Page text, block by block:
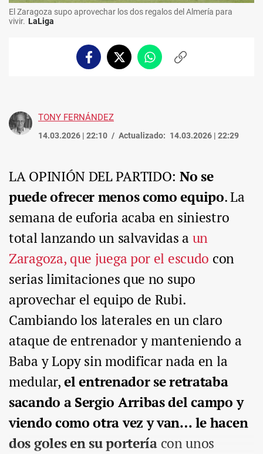
El Zaragoza supo aprovechar los dos regalos del Almería para
vivir. LaLiga
FacebookTwitterWhatsappCopiar
TONY FERNÁNDEZ
14.03.2026 | 22:10 Actualizado: 14.03.2026 | 22:29
LA OPINIÓN DEL PARTIDO: No se
puede ofrecer menos como equipo. La
semana de euforia acaba en siniestro
total lanzando un salvavidas a un
Zaragoza, que juega por el escudo con
serias limitaciones que no supo
aprovechar el equipo de Rubi.
Cambiando los laterales en un claro
ataque de entrenador y manteniendo a
Baba y Lopy sin modificar nada en la
medular,el entrenador se retrataba
sacando a Sergio Arribas del campo y
viendo como otra vez y van… le hacen
dos goles en su porteríacon unos